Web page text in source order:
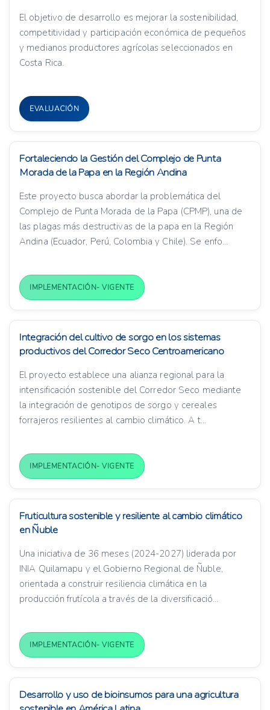
El objetivo de desarrollo es mejorar la sostenibilidad,
competitividad y participación económica de pequeños
y medianos productores agrícolas seleccionados en
Costa Rica.
EVALUACIÓN
Fortaleciendo la Gestión del Complejo de Punta
Morada de la Papa en la Región Andina
Este proyecto busca abordar la problemática del
Complejo de Punta Morada de la Papa (CPMP), una de
las plagas más destructivas de la papa en la Región
Andina (Ecuador, Perú, Colombia y Chile). Se enfo...
IMPLEMENTACIÓN- VIGENTE
Integración del cultivo de sorgo en los sistemas
productivos del Corredor Seco Centroamericano
El proyecto establece una alianza regional para la
intensificación sostenible del Corredor Seco mediante
la integración de genotipos de sorgo y cereales
forrajeros resilientes al cambio climático. A t...
IMPLEMENTACIÓN- VIGENTE
Fruticultura sostenible y resiliente al cambio climático
en Ñuble
Una iniciativa de 36 meses (2024-2027) liderada por
INIA Quilamapu y el Gobierno Regional de Ñuble,
orientada a construir resiliencia climática en la
producción frutícola a través de la diversificació...
IMPLEMENTACIÓN- VIGENTE
Desarrollo y uso de bioinsumos para una agricultura